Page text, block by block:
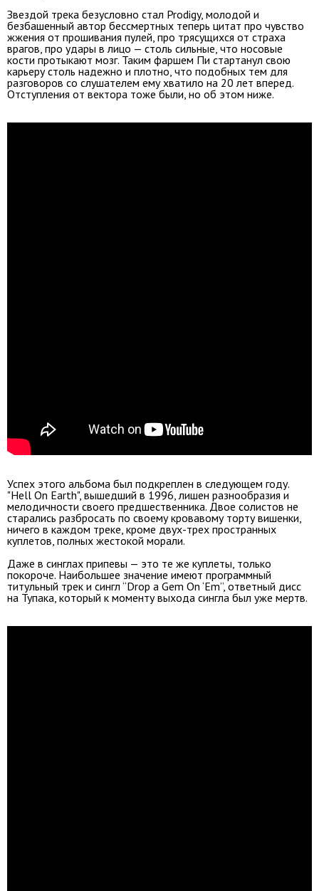
Звездой трека безусловно стал Prodigy, молодой и
безбашенный автор бессмертных теперь цитат про чувство
жжения от прошивания пулей, про трясущихся от страха
врагов, про удары в лицо — столь сильные, что носовые
кости протыкают мозг. Таким фаршем Пи стартанул свою
карьеру столь надежно и плотно, что подобных тем для
разговоров со слушателем ему хватило на 20 лет вперед.
Отступления от вектора тоже были, но об этом ниже.
Успех этого альбома был подкреплен в следующем году.
"Hell On Earth", вышедший в 1996, лишен разнообразия и
мелодичности своего предшественника. Двое солистов не
старались разбросать по своему кровавому торту вишенки,
ничего в каждом треке, кроме двух-трех пространных
куплетов, полных жестокой морали.
Даже в синглах припевы — это те же куплеты, только
покороче. Наибольшее значение имеют программный
титульный трек и сингл “Drop a Gem On ‘Em”, ответный дисс
на Тупака, который к моменту выхода сингла был уже мертв.